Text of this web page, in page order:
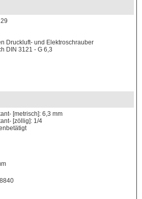
Druckluft- und Elektroschrauber
DIN 3121 - G 6,3
[metrisch]: 6,3 mm
[zöllig]: 1/4